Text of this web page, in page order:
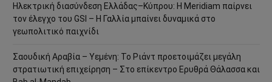
Ηλεκτρική διασύνδεση Ελλάδας–Κύπρου: Η Meridiam παίρνει
τον έλεγχο του GSI – Η Γαλλία μπαίνει δυναμικά στο
γεωπολιτικό παιχνίδι
Σαουδική Αραβία – Υεμένη: Το Ριάντ προετοιμάζει μεγάλη
στρατιωτική επιχείρηση – Στο επίκεντρο Ερυθρά Θάλασσα και